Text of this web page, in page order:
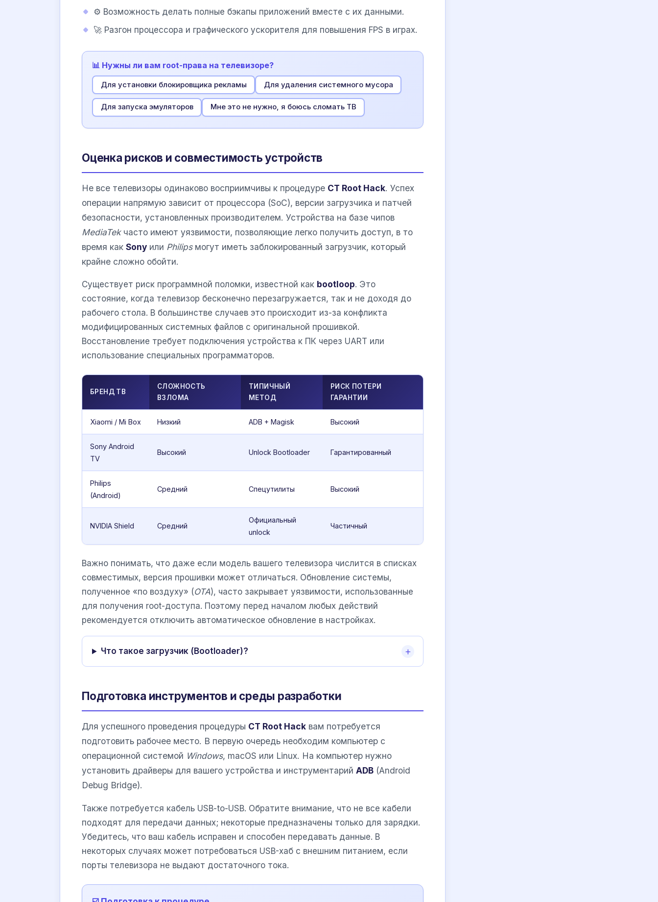
⚙️ Возможность делать полные бэкапы приложений вместе с их данными.
🚀 Разгон процессора и графического ускорителя для повышения FPS в играх.
📊 Нужны ли вам root-права на телевизоре?
Для установки блокировщика рекламы Для удаления системного мусора
Для запуска эмуляторов Мне это не нужно, я боюсь сломать ТВ
Оценка рисков и совместимость устройств
Не все телевизоры одинаково восприимчивы к процедуре CT Root Hack. Успех
операции напрямую зависит от процессора (SoC), версии загрузчика и патчей
безопасности, установленных производителем. Устройства на базе чипов
MediaTekчасто имеют уязвимости, позволяющие легко получить доступ, в то
время как Sony или Philipsмогут иметь заблокированный загрузчик, который
крайне сложно обойти.
Существует риск программной поломки, известной как bootloop. Это
состояние, когда телевизор бесконечно перезагружается, так и не доходя до
рабочего стола. В большинстве случаев это происходит из-за конфликта
модифицированных системных файлов с оригинальной прошивкой.
Восстановление требует подключения устройства к ПК через UART или
использование специальных программаторов.
БРЕНД ТВ
СЛОЖНОСТЬ
ВЗЛОМА
ТИПИЧНЫЙ
МЕТОД
РИСК ПОТЕРИ
ГАРАНТИИ
Xiaomi / Mi Box Низкий ADB + Magisk Высокий
Sony Android
TV
Высокий Unlock Bootloader Гарантированный
Philips
(Android)
Средний Спецутилиты Высокий
NVIDIA Shield Средний
Официальный
unlock
Частичный
Важно понимать, что даже если модель вашего телевизора числится в списках
совместимых, версия прошивки может отличаться. Обновление системы,
полученное «по воздуху» (OTA), часто закрывает уязвимости, использованные
для получения root-доступа. Поэтому перед началом любых действий
рекомендуется отключить автоматическое обновление в настройках.
Что такое загрузчик (Bootloader)?
Подготовка инструментов и среды разработки
Для успешного проведения процедуры CT Root Hack вам потребуется
подготовить рабочее место. В первую очередь необходим компьютер с
операционной системой Windows, macOS или Linux. На компьютер нужно
установить драйверы для вашего устройства и инструментарий ADB (Android
Debug Bridge).
Также потребуется кабель USB-to-USB. Обратите внимание, что не все кабели
подходят для передачи данных; некоторые предназначены только для зарядки.
Убедитесь, что ваш кабель исправен и способен передавать данные. В
некоторых случаях может потребоваться USB-хаб с внешним питанием, если
порты телевизора не выдают достаточного тока.